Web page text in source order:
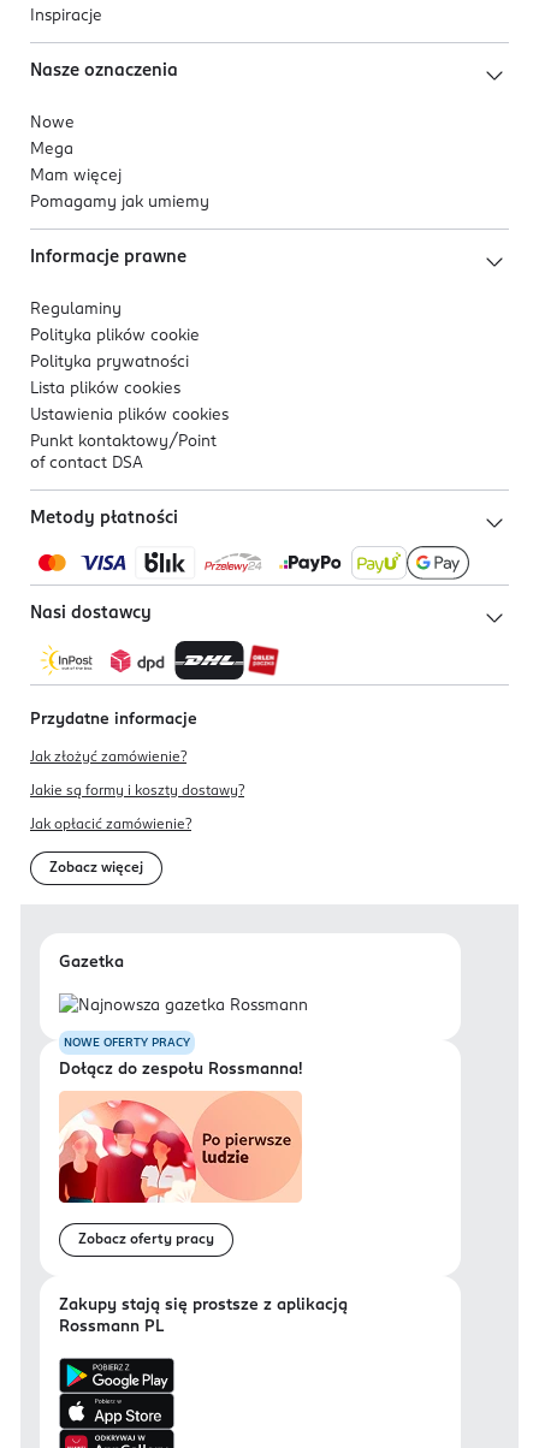
Inspiracje
Nasze oznaczenia
Nowe
Mega
Mam więcej
Pomagamy jak umiemy
Informacje prawne
Regulaminy
Polityka plików cookie
Polityka prywatności
Lista plików cookies
Ustawienia plików cookies
Punkt kontaktowy/ Point
of contact DSA
Metody płatności
Nasi dostawcy
Przydatne informacje
Jak złożyć zamówienie?
Jakie są formy i koszty dostawy?
Jak opłacić zamówienie?
Zobacz więcej
Gazetka
NOWE OFERTY PRACY
Dołącz do zespołu Rossmanna!
Zobacz oferty pracy
Zakupy stają się prostsze z aplikacją
Rossmann PL